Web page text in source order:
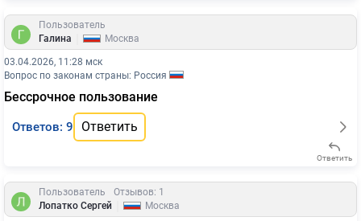
Пользователь
Галина
Москва
03.04.2026, 11:28 мск
Вопрос по законам страны: Россия
Бессрочное пользование
Ответов: 9 Ответить
Ответить
Пользователь
Отзывов: 1
Лопатко Сергей
Москва